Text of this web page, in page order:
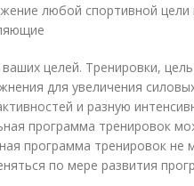
любой спортивной цели
целей. Тренировки,
для увеличения
и разную
программа тренировок
программа тренировок не
по мере развития